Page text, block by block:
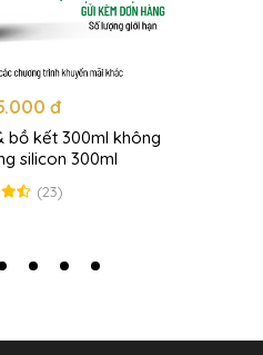
đ
bồ kết 300ml không
silicon 300ml
(23)